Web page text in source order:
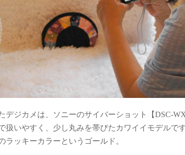
デジカメは、ソニーのサイバーショット【DSC-
扱いやすく、少し丸みを帯びたカワイイモデルです
ラッキーカラーというゴールド。